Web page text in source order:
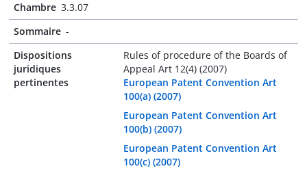
Chambre 3.3.07
Sommaire -
Dispositions
juridiques
pertinentes
Rules of procedure of the Boards of
Appeal Art 12(4) (2007)
European Patent Convention Art
100(a) (2007)
European Patent Convention Art
100(b) (2007)
European Patent Convention Art
100(c) (2007)